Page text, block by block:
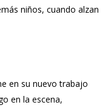
niños, cuando alzan
en su nuevo trabajo
en la escena,